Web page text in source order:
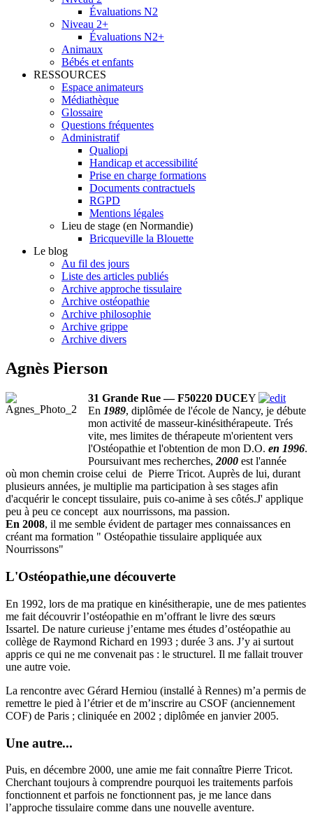
Évaluations N2
Niveau 2+
Évaluations N2+
Animaux
Bébés et enfants
RESSOURCES
Espace animateurs
Médiathèque
Glossaire
Questions fréquentes
Administratif
Qualiopi
Handicap et accessibilité
Prise en charge formations
Documents contractuels
RGPD
Mentions légales
Lieu de stage (en Normandie)
Bricqueville la Blouette
Le blog
Au fil des jours
Liste des articles publiés
Archive approche tissulaire
Archive ostéopathie
Archive philosophie
Archive grippe
Archive divers
Agnès Pierson
31 Grande Rue — F50220 DUCEY
En 1989, diplômée de l'école de Nancy, je débute
mon activité de masseur-kinésithérapeute. Trés
vite, mes limites de thérapeute m'orientent vers
l'Ostéopathie et l'obtention de mon D.O. en 1996.
Poursuivant mes recherches, 2000 est l'année
où mon chemin croise celui de Pierre Tricot. Auprès de lui, durant
plusieurs années, je multiplie ma participation à ses stages afin
d'acquérir le concept tissulaire, puis co-anime à ses côtés.J' applique
peu à peu ce concept aux nourrissons, ma passion.
En 2008, il me semble évident de partager mes connaissances en
créant ma formation " Ostéopathie tissulaire appliquée aux
Nourrissons"
L'Ostéopathie,une découverte
En 1992, lors de ma pratique en kinésitherapie, une de mes patientes
me fait découvrir l’ostéopathie en m’offrant le livre des sœurs
Issartel. De nature curieuse j’entame mes études d’ostéopathie au
collège de Raymond Richard en 1993 ; durée 3 ans. J’y ai surtout
appris ce qui ne me convenait pas : le structurel. Il me fallait trouver
une autre voie.
La rencontre avec Gérard Herniou (installé à Rennes) m’a permis de
remettre le pied à l’étrier et de m’inscrire au CSOF (anciennement
COF) de Paris ; cliniquée en 2002 ; diplômée en janvier 2005.
Une autre...
Puis, en décembre 2000, une amie me fait connaître Pierre Tricot.
Cherchant toujours à comprendre pourquoi les traitements parfois
fonctionnent et parfois ne fonctionnent pas, je me lance dans
l’approche tissulaire comme dans une nouvelle aventure.